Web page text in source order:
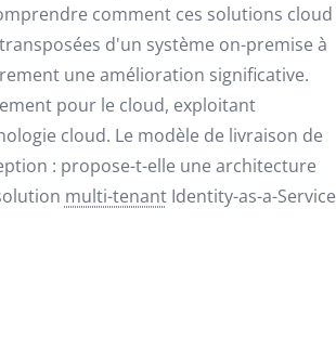
comment ces solutions cloud
d'un système on-premise à
une amélioration significative.
pour le cloud, exploitant
cloud. Le modèle de livraison de
: propose-t-elle une architecture
multi-tenantIdentity-as-a-Service